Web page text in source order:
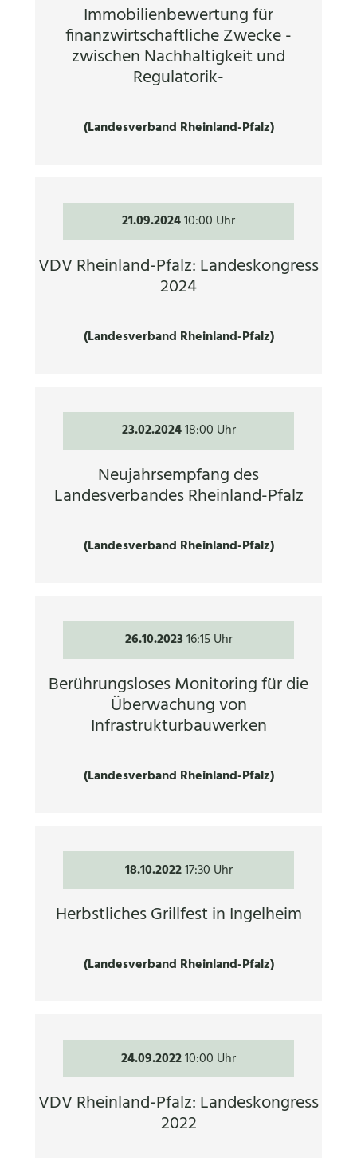
Immobilienbewertung für
finanzwirtschaftliche Zwecke -
zwischen Nachhaltigkeit und
Regulatorik-
(Landesverband Rheinland-Pfalz)
21.09.202410:00 Uhr
VDV Rheinland-Pfalz: Landeskongress
2024
(Landesverband Rheinland-Pfalz)
23.02.202418:00 Uhr
Neujahrsempfang des
Landesverbandes Rheinland-Pfalz
(Landesverband Rheinland-Pfalz)
26.10.202316:15 Uhr
Berührungsloses Monitoring für die
Überwachung von
Infrastrukturbauwerken
(Landesverband Rheinland-Pfalz)
18.10.202217:30 Uhr
Herbstliches Grillfest in Ingelheim
(Landesverband Rheinland-Pfalz)
24.09.202210:00 Uhr
VDV Rheinland-Pfalz: Landeskongress
2022